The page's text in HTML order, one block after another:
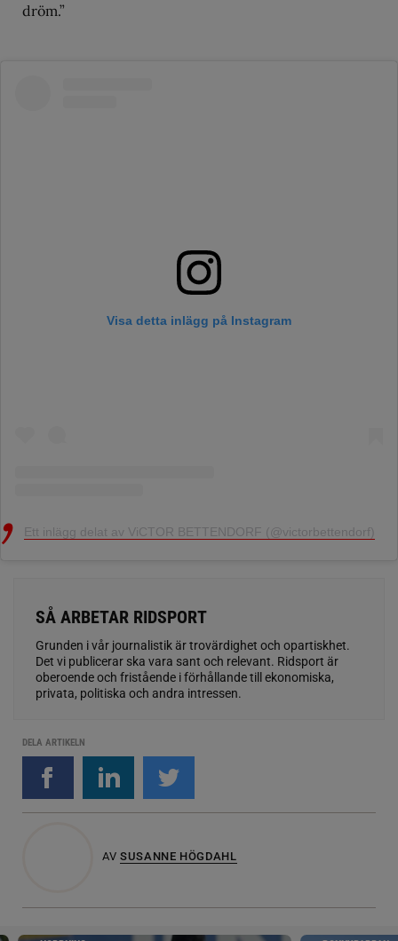
dröm.”
Visa detta inlägg på Instagram
Ett inlägg delat av ViCTOR BETTENDORF (@victorbettendorf)
SÅ ARBETAR RIDSPORT
Grunden i vår journalistik är trovärdighet och opartiskhet.
Det vi publicerar ska vara sant och relevant. Ridsport är
oberoende och fristående i förhållande till ekonomiska,
privata, politiska och andra intressen.
DELA ARTIKELN
AV SUSANNE HÖGDAHL